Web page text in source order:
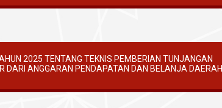
2025 TENTANG TEKNIS PEMBERIAN TUNJANGAN
DARI ANGGARAN PENDAPATAN DAN BELANJA DAERAH